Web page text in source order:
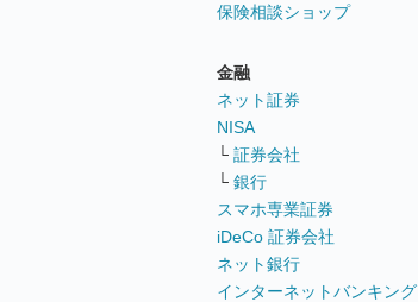
保険相談ショップ
金融
ネット証券
NISA
└ 証券会社
└ 銀行
スマホ専業証券
iDeCo 証券会社
ネット銀行
インターネットバンキング